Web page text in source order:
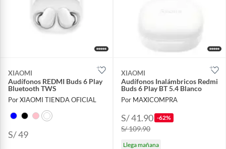
XIAOMI
Audífonos REDMI Buds 6 Play
Bluetooth TWS
Por XIAOMI TIENDA OFICIAL
S/ 49
XIAOMI
Audífonos Inalámbricos Redmi
Buds 6 Play BT 5.4 Blanco
Por MAXICOMPRA
S/ 41.90 -62%
S/ 109.90
Llega mañana